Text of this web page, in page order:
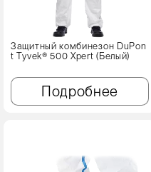
Защитный комбинезон DuPon
t Tyvek® 500 Xpert (Белый)
Подробнее